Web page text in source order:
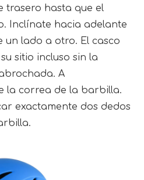
trasero hasta que el
Inclínate hacia adelante
un lado a otro. El casco
sitio incluso sin la
A
la correa de la barbilla.
exactamente dos dedos